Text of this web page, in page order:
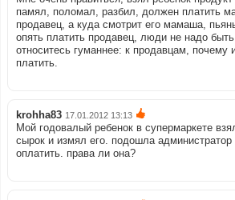
памял, поломал, разбил, должен платить
продавец, а куда смотрит его мамаша,
опять платить продавец, люди не надо
относитесь гуманнее: к продавцам, почему
платить.
krohha83 17.01.2012 13:13
Мой годовалый ребенок в супермаркете
сырок и измял его. подошла
оплатить. права ли она?